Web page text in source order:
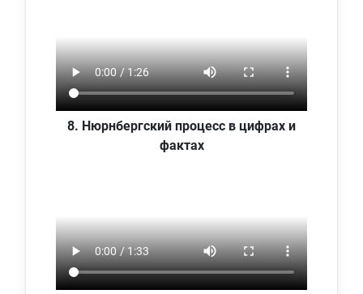
8. Нюрнбергский процесс в цифрах и
фактах